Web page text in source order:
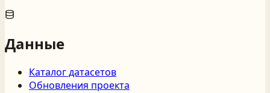
Данные
Каталог датасетов
Обновления проекта